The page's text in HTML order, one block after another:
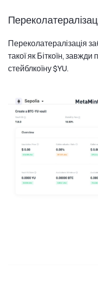
Переколатералізація
такої як Біткоїн,
стейблкоїну $YU.